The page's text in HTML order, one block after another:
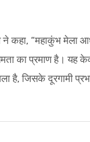
ने कहा, “महाकुंभ मेला
का प्रमाण है। यह
जिसके दूरगामी